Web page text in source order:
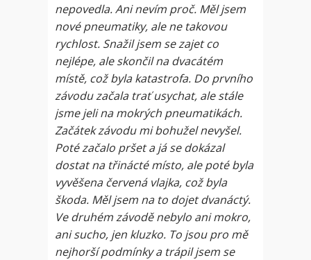
nepovedla. Ani nevím proč. Měl jsem
nové pneumatiky, ale ne takovou
rychlost. Snažil jsem se zajet co
nejlépe, ale skončil na dvacátém
místě, což byla katastrofa. Do prvního
závodu začala trať usychat, ale stále
jsme jeli na mokrých pneumatikách.
Začátek závodu mi bohužel nevyšel.
Poté začalo pršet a já se dokázal
dostat na třinácté místo, ale poté byla
vyvěšena červená vlajka, což byla
škoda. Měl jsem na to dojet dvanáctý.
Ve druhém závodě nebylo ani mokro,
ani sucho, jen kluzko. To jsou pro mě
nejhorší podmínky a trápil jsem se